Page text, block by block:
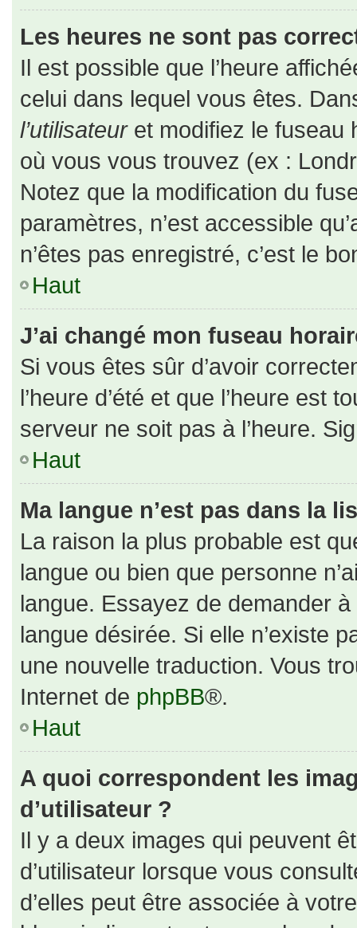
Les heures ne sont pas
Il est possible que l’heure
celui dans lequel vous êtes.
l’utilisateuret modifiez le fuseau
où vous vous trouvez (ex :
Notez que la modification du
paramètres, n’est accessible
n’êtes pas enregistré, c’est le
Haut
J’ai changé mon fuseau
Si vous êtes sûr d’avoir
l’heure d’été et que l’heure est
serveur ne soit pas à l’heure.
Haut
Ma langue n’est pas dans la
La raison la plus probable est
langue ou bien que personne
langue. Essayez de demander
langue désirée. Si elle n’existe
une nouvelle traduction. Vous
Internet de phpBB®.
Haut
A quoi correspondent les
d’utilisateur ?
Il y a deux images qui peuvent
d’utilisateur lorsque vous
d’elles peut être associée à